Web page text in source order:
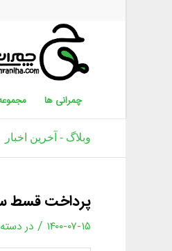
چمرانی ها
وبلاگ - آخرین اخبار
پرداخت قسط
۱۴۰۰-۰۷-۱۵ / در